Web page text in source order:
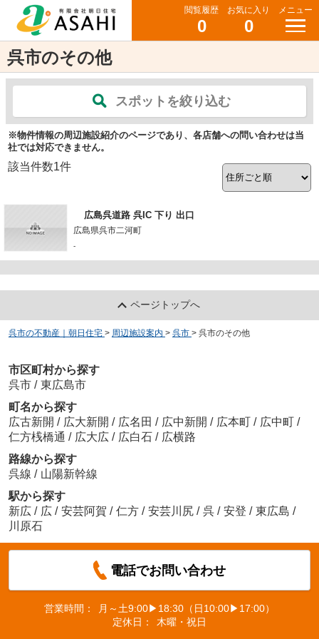
閲覧履歴
0
お気に入り
0
メニュー
呉市のその他
スポットを絞り込む
※物件情報の周辺施設紹介のページであり、各店舗への問い合わせは当
社では対応できません。
該当件数1件
広島呉道路 呉IC 下り 出口
広島県呉市二河町
-
ページトップへ
呉市の不動産｜朝日住宅 > 周辺施設案内 > 呉市 > 呉市のその他
市区町村から探す
呉市 / 東広島市
町名から探す
広古新開 / 広大新開 / 広名田 / 広中新開 / 広本町 / 広中町 /
仁方桟橋通 / 広大広 / 広白石 / 広横路
路線から探す
呉線 / 山陽新幹線
駅から探す
新広 / 広 / 安芸阿賀 / 仁方 / 安芸川尻 / 呉 / 安登 / 東広島 /
川原石
電話でお問い合わせ
営業時間：
月～土9:00▶18:30（日10:00▶17:00）
定休日：
木曜・祝日